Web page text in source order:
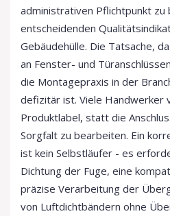
administrativen Pflichtpunkt zu
entscheidenden
Gebäudehülle. Die Tatsache,
an Fenster- und
die Montagepraxis in der
defizitär ist. Viele Handwerker
Produktlabel, statt die
Sorgfalt zu bearbeiten. Ein
ist kein Selbstläufer - es
Dichtung der Fuge, eine
präzise Verarbeitung der
von Luftdichtbändern ohne